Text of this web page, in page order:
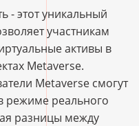
- этот уникальный
участникам
активы в
Metaverse.
Metaverse смогут
режиме реального
разницы между